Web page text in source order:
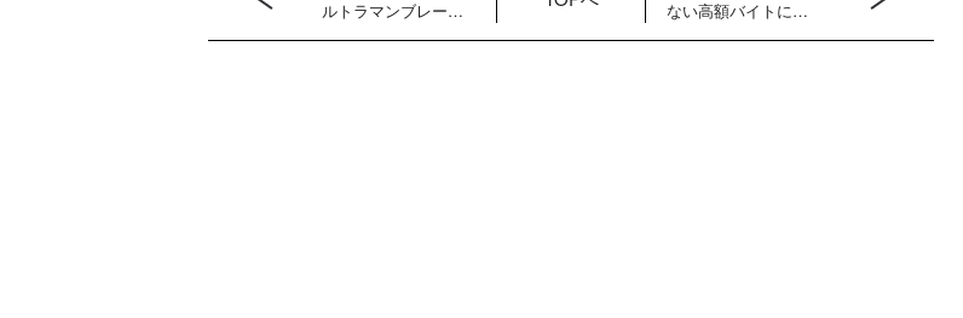
ルトラマンブレーザ
ー戦闘開始！
ない高額バイトに若
者が殺到！ 暗躍す